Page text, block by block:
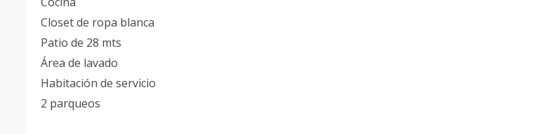
Closet de ropa blanca
Patio de 28 mts
Área de lavado
Habitación de servicio
2 parqueos